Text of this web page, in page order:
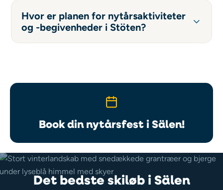
Hvor er planen for nytårsaktiviteter
og -begivenheder i Stöten?
Book din nytårsfest i Sälen!
Det bedste skiløb i Sälen